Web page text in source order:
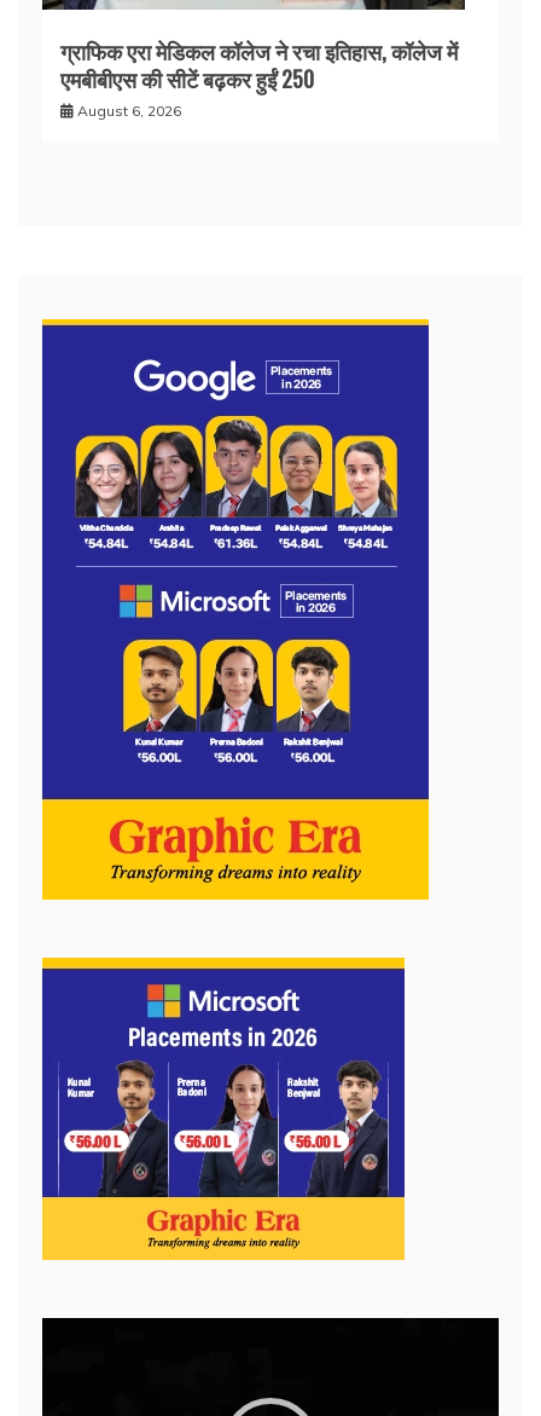
ग्राफिक एरा मेडिकल कॉलेज ने रचा इतिहास, कॉलेज में
एमबीबीएस की सीटें बढ़कर हुईं 250
August 6, 2026